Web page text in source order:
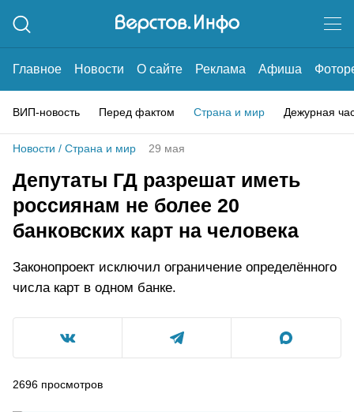
Главное Новости О сайте Реклама Афиша
ВИП-новость Перед фактом Страна и мир Дежурная
Новости / Страна и мир 29 мая
Депутаты ГД разрешат иметь
россиянам не более 20
банковских карт на человека
Законопроект исключил ограничение определённого
числа карт в одном банке.
2696 просмотров